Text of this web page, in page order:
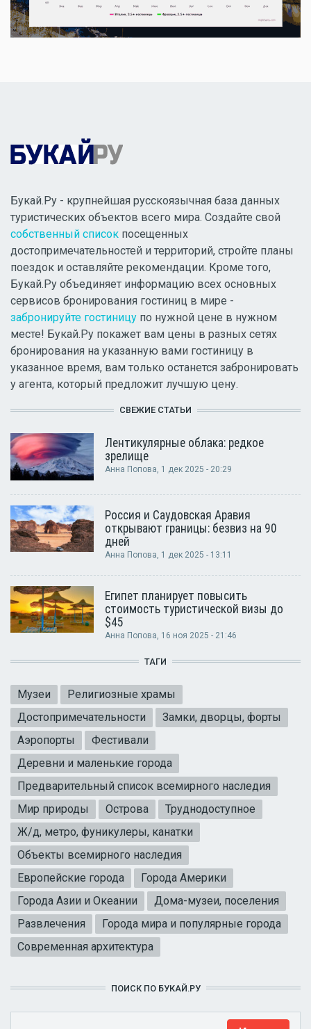
Букай.Ру - крупнейшая русскоязычная база данных
туристических объектов всего мира. Создайте свой
собственный список посещенных
достопримечательностей и территорий, стройте планы
поездок и оставляйте рекомендации. Кроме того,
Букай.Ру объединяет информацию всех основных
сервисов бронирования гостиниц в мире -
забронируйте гостиницу по нужной цене в нужном
месте! Букай.Ру покажет вам цены в разных сетях
бронирования на указанную вами гостиницу в
указанное время, вам только останется забронировать
у агента, который предложит лучшую цену.
СВЕЖИЕ СТАТЬИ
Лентикулярные облака: редкое
зрелище
Анна Попова, 1 дек 2025 - 20:29
Россия и Саудовская Аравия
открывают границы: безвиз на 90
дней
Анна Попова , 1 дек 2025 - 13:11
Египет планирует повысить
стоимость туристической визы до
$45
Анна Попова , 16 ноя 2025 - 21:46
ТАГИ
Музеи
Религиозные храмы
Достопримечательности
Замки, дворцы, форты
Аэропорты
Фестивали
Деревни и маленькие города
Предварительный список всемирного наследия
Мир природы
Острова
Труднодоступное
Ж/д, метро, фуникулеры, канатки
Объекты всемирного наследия
Европейские города
Города Америки
Города Азии и Океании
Дома-музеи, поселения
Развлечения
Города мира и популярные города
Современная архитектура
ПОИСК ПО БУКАЙ.РУ